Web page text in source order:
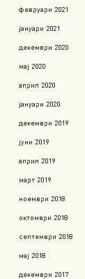
февруари 2021
јануари 2021
декември 2020
мај 2020
април 2020
јануари 2020
декември 2019
јуни 2019
април 2019
март 2019
ноември 2018
октомври 2018
септември 2018
мај 2018
декември 2017